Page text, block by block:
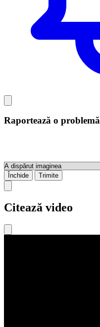
Raportează o problemă
Închide Trimite
Citează video